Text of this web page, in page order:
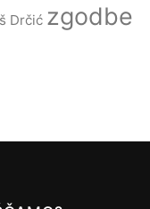
Drčić zgodbe